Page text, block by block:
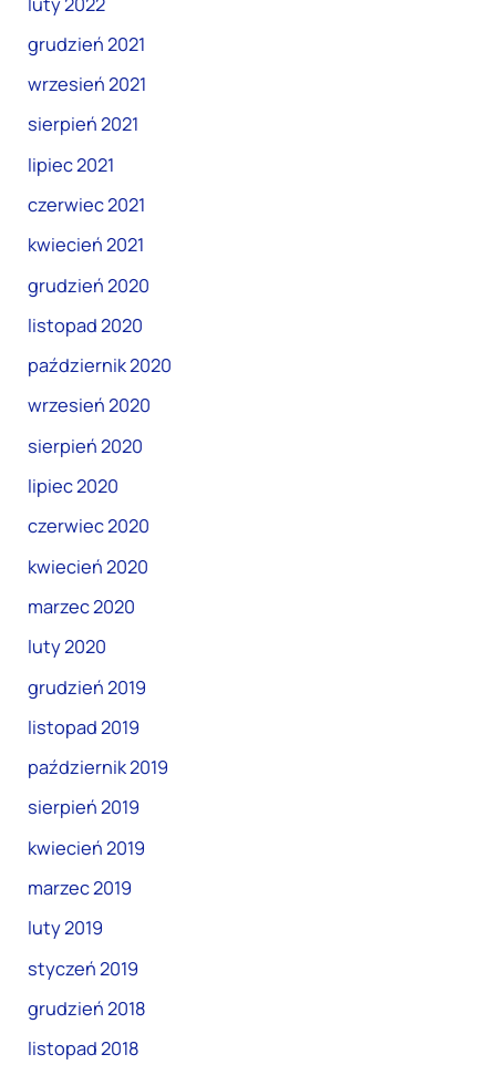
grudzień 2021
wrzesień 2021
sierpień 2021
lipiec 2021
czerwiec 2021
kwiecień 2021
grudzień 2020
listopad 2020
październik 2020
wrzesień 2020
sierpień 2020
lipiec 2020
czerwiec 2020
kwiecień 2020
marzec 2020
luty 2020
grudzień 2019
listopad 2019
październik 2019
sierpień 2019
kwiecień 2019
marzec 2019
luty 2019
styczeń 2019
grudzień 2018
listopad 2018